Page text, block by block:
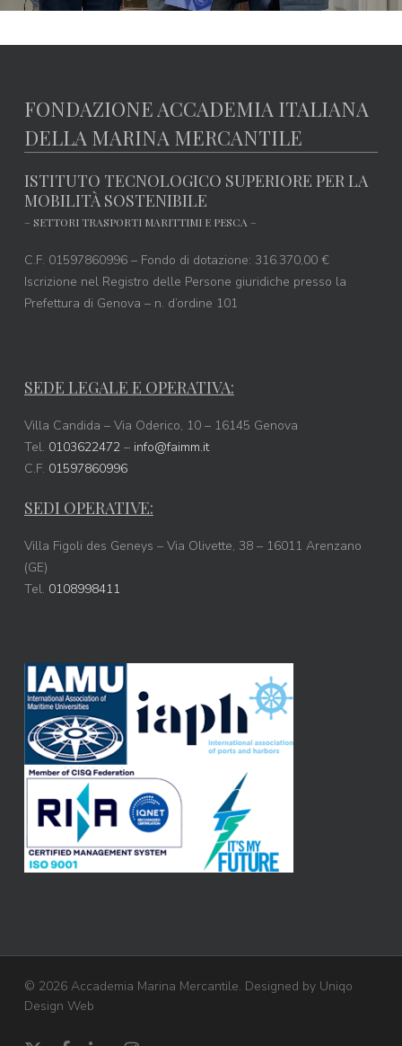
FONDAZIONE ACCADEMIA ITALIANA
DELLA MARINA MERCANTILE
ISTITUTO TECNOLOGICO SUPERIORE PER LA
MOBILITÀ SOSTENIBILE
– SETTORI TRASPORTI MARITTIMI E PESCA –
C.F. 01597860996 – Fondo di dotazione: 316.370,00 €
Iscrizione nel Registro delle Persone giuridiche presso la
Prefettura di Genova – n. d’ordine 101
SEDE LEGALE E OPERATIVA:
Villa Candida – Via Oderico, 10 – 16145 Genova
Tel. 0103622472– info@faimm.it
C.F. 01597860996
SEDI OPERATIVE:
Villa Figoli des Geneys – Via Olivette, 38 – 16011 Arenzano
(GE)
Tel. 0108998411
© 2026 Accademia Marina Mercantile. Designed by Uniqo
Design Web